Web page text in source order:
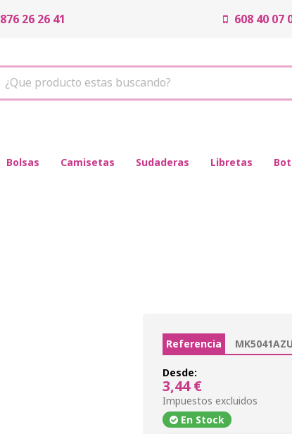
876 26 26 41 608 40 07
¿Que producto estas buscando?
Bolsas Camisetas Sudaderas Libretas
Referencia
Desde:
3,44 €
Impuestos excluidos
En Stock